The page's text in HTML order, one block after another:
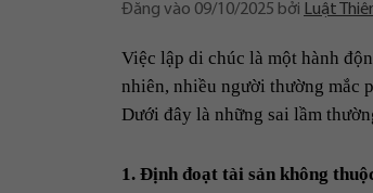
Đăng vào 09/10/2025 bởi Luật
Việc lập di chúc là một hành
nhiên, nhiều người thường mắc
Dưới đây là những sai lầm
1. Định đoạt tài sản không